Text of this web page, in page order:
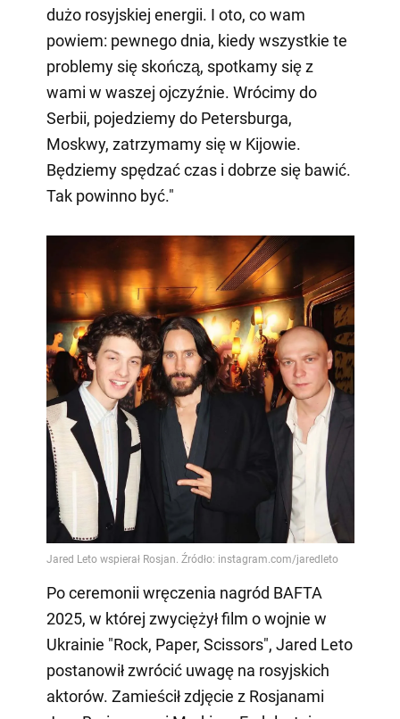
dużo rosyjskiej energii. I oto, co wam
powiem: pewnego dnia, kiedy wszystkie te
problemy się skończą, spotkamy się z
wami w waszej ojczyźnie. Wrócimy do
Serbii, pojedziemy do Petersburga,
Moskwy, zatrzymamy się w Kijowie.
Będziemy spędzać czas i dobrze się bawić.
Tak powinno być."
Po ceremonii wręczenia nagród BAFTA
2025, w której zwyciężył film o wojnie w
Ukrainie "Rock, Paper, Scissors", Jared Leto
postanowił zwrócić uwagę na rosyjskich
aktorów. Zamieścił zdjęcie z Rosjanami